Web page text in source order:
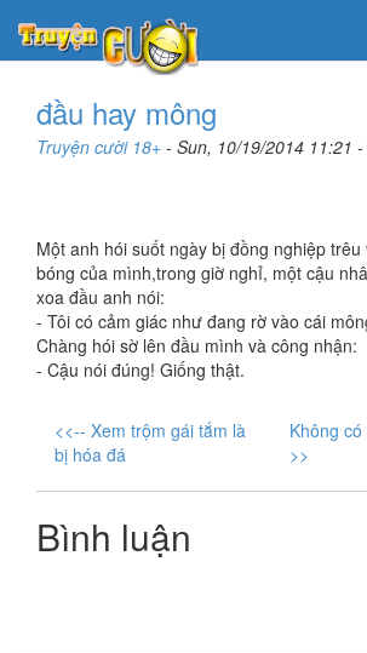
đầu hay mông
Truyện cười 18+ - Sun, 10/19/2014 11:21 -
Một anh hói suốt ngày bị đồng nghiệp
bóng của mình,trong giờ nghỉ, một cậu
xoa đầu anh nói:
- Tôi có cảm giác như đang rờ vào cái
Chàng hói sờ lên đầu mình và công nhận:
- Cậu nói đúng! Giống thật.
<<-- Xem trộm gái tắm là
bị hóa đá
Không
>>
Bình luận